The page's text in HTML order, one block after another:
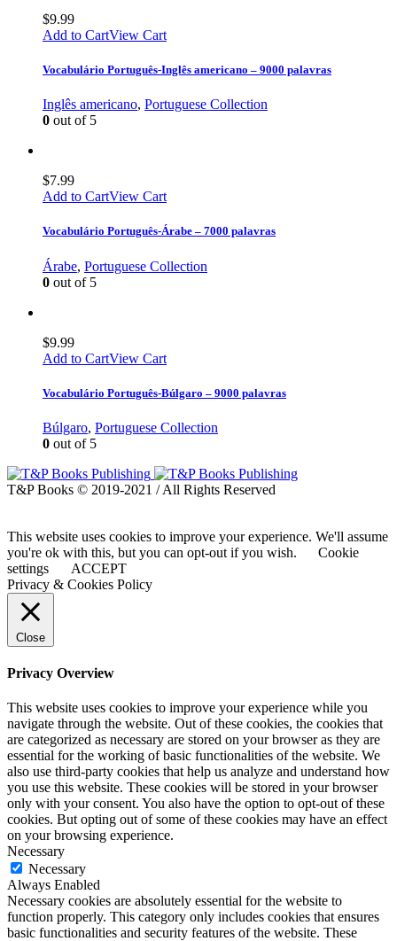
$9.99
Add to CartView Cart
Vocabulário Português-Inglês americano – 9000 palavras
Inglês americano, Portuguese Collection
0 out of 5
$7.99
Add to CartView Cart
Vocabulário Português-Árabe – 7000 palavras
Árabe, Portuguese Collection
0 out of 5
$9.99
Add to CartView Cart
Vocabulário Português-Búlgaro – 9000 palavras
Búlgaro, Portuguese Collection
0 out of 5
T&P Books © 2019-2021 / All Rights Reserved
This website uses cookies to improve your experience. We'll assume
you're ok with this, but you can opt-out if you wish.
Cookie
settings
ACCEPT
Privacy & Cookies Policy
Close
Privacy Overview
This website uses cookies to improve your experience while you
navigate through the website. Out of these cookies, the cookies that
are categorized as necessary are stored on your browser as they are
essential for the working of basic functionalities of the website. We
also use third-party cookies that help us analyze and understand how
you use this website. These cookies will be stored in your browser
only with your consent. You also have the option to opt-out of these
cookies. But opting out of some of these cookies may have an effect
on your browsing experience.
Necessary
Necessary
Always Enabled
Necessary cookies are absolutely essential for the website to
function properly. This category only includes cookies that ensures
basic functionalities and security features of the website. These